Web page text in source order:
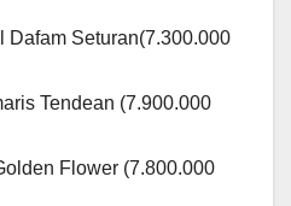
Dafam Seturan(7.300.000
Tendean (7.900.000
Flower (7.800.000